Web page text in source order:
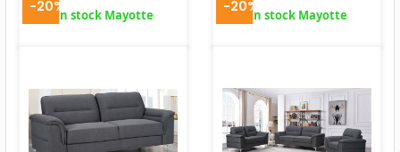
En stock Mayotte En stock Mayotte
-20% -20%